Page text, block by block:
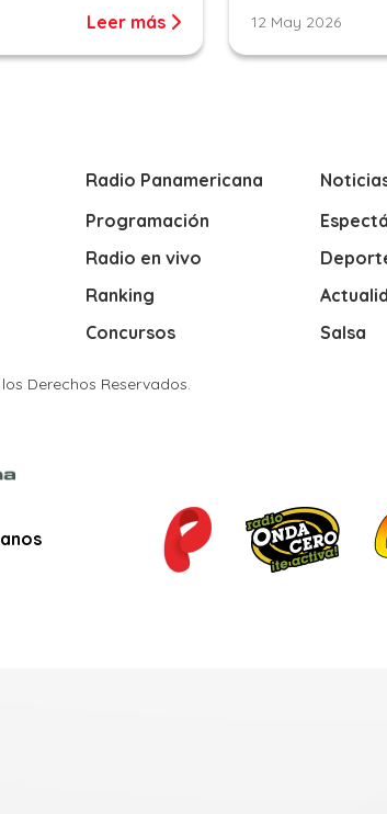
Leer más 12 May 2026
Radio Panamericana
Programación
Radio en vivo
Ranking
Concursos
Salsa
Derechos Reservados.